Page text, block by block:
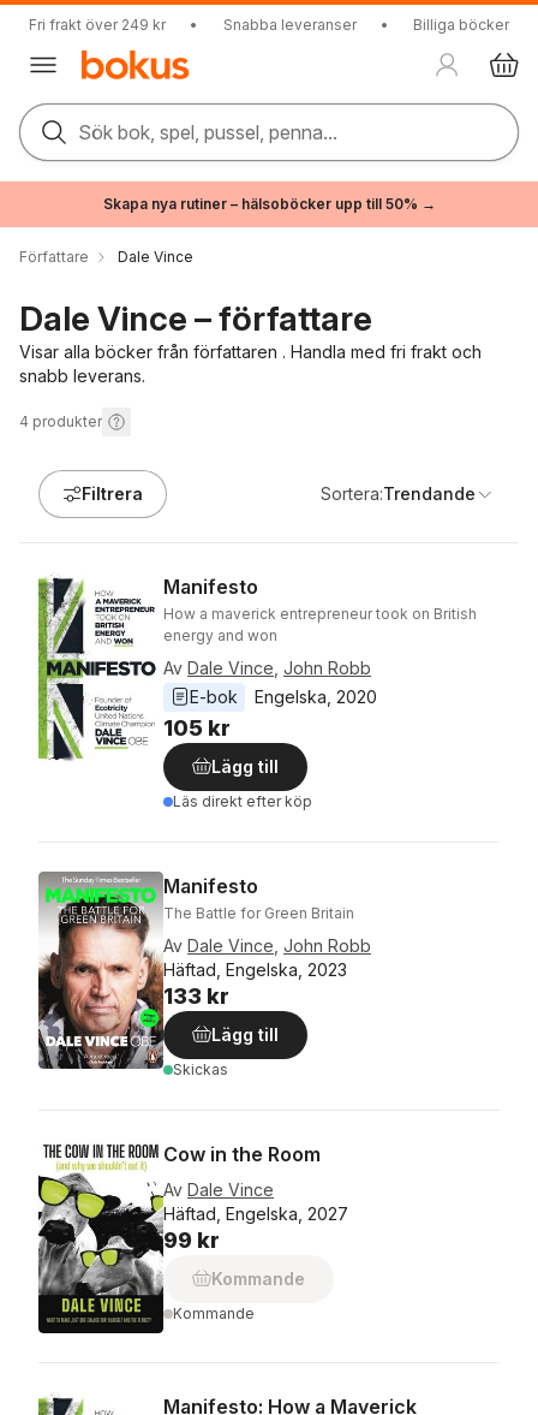
Fri frakt över 249 kr • Snabba leveranser • Billiga böcker
Sök bok, spel, pussel, penna...
Skapa nya rutiner – hälsoböcker upp till 50% →
Författare Dale Vince
Dale Vince – författare
Visar alla böcker från författaren . Handla med fri frakt och
snabb leverans.
4 produkter
Filtrera Sortera:Trendande
Manifesto
How a maverick entrepreneur took on British
energy and won
Av Dale Vince John Robb
E-bok
Engelska 2020
105 kr
Lägg till
Läs direkt efter köp
Manifesto
The Battle for Green Britain
Av Dale Vince John Robb
Häftad, Engelska, 2023
133 kr
Lägg till
Skickas
Cow in the Room
Av Dale Vince
Häftad, Engelska, 2027
99 kr
Kommande
Kommande
Manifesto: How a Maverick